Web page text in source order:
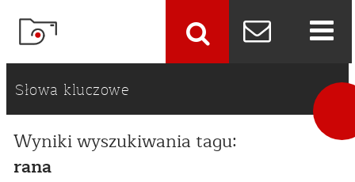
Słowa kluczowe
Wyniki wyszukiwania tagu:
rana